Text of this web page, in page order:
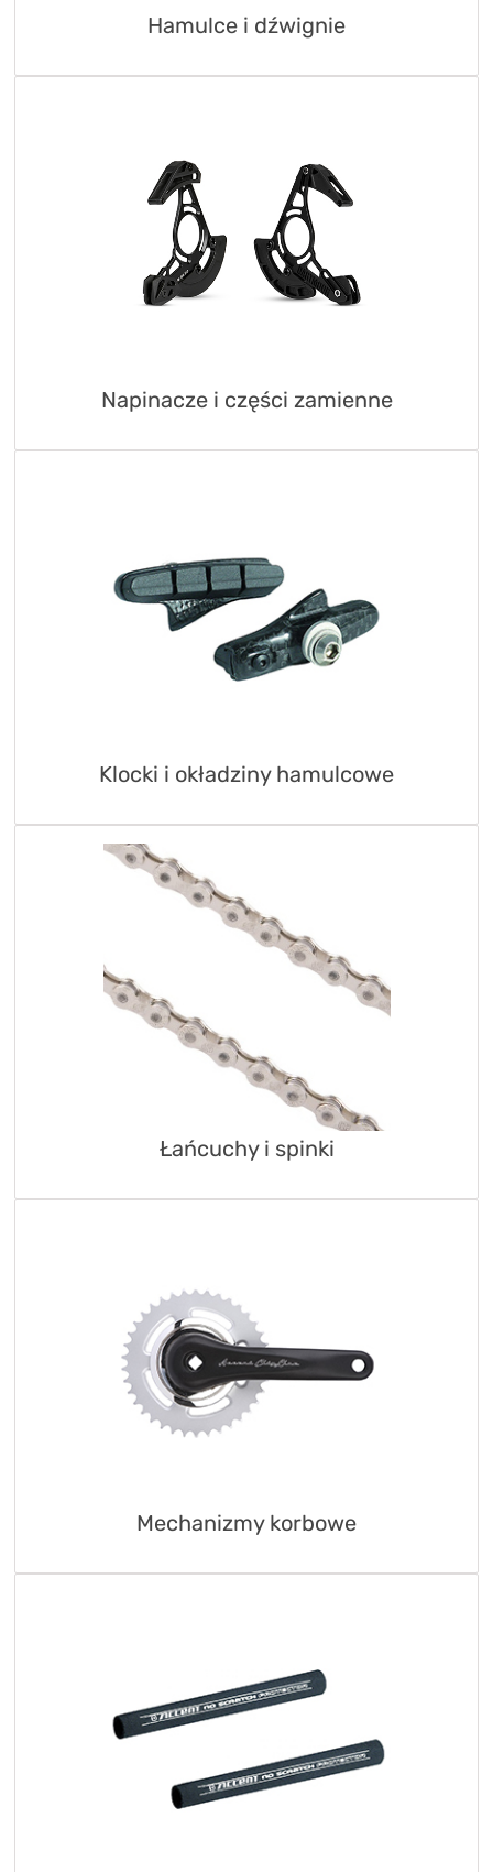
Hamulce i dźwignie
Napinacze i części zamienne
Klocki i okładziny hamulcowe
Łańcuchy i spinki
Mechanizmy korbowe